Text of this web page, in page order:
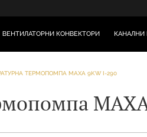
ВЕНТИЛАТОРНИ КОНВЕКТОРИ
ТЕРМОПОМПА MAXA 9KW I-290